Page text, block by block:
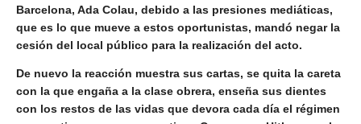
Barcelona, Ada Colau, debido a las presiones mediáticas,
que es lo que mueve a estos oportunistas, mandó negar la
cesión del local público para la realización del acto.
De nuevo la reacción muestra sus cartas, se quita la careta
con la que engaña a la clase obrera, enseña sus dientes
con los restos de las vidas que devora cada día el régimen